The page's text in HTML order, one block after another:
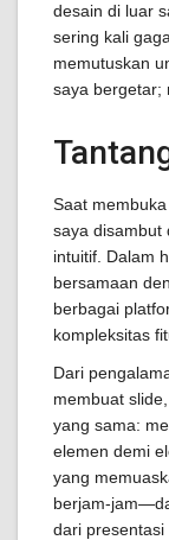
desain di luar
sering kali
memutuskan
saya bergetar;
Saat
saya disambut
intuitif. Dalam
bersamaan
berbagai
kompleksitas
Dari
membuat
yang sama:
elemen demi
yang
berjam-
dari presentasi